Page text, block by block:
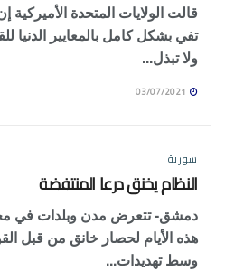
قالت الولايات المتحدة
تفي بشكل كامل بالمعايير الدنيا
ولا تبذل...
سورية
النظام يخنق درعا المنتفضة
دمشق- تتعرض مدن وبلدات في
هذه الأيام لحصار خانق من قبل
وسط تهديدات...